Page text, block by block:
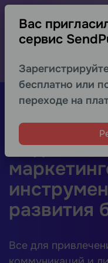
пользователей
Протестируйте
любого сервиса
Получить скидку
Вас
сервис
бесплатно или
переходе на
Надежные
развития
Все для